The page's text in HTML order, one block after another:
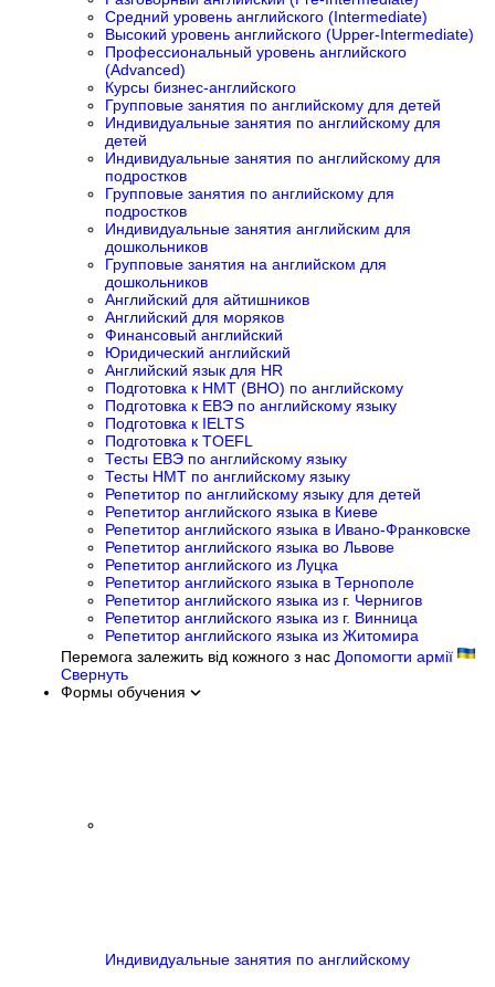
Средний уровень английского (Intermediate)
Высокий уровень английского (Upper-Intermediate)
Профессиональный уровень английского
(Advanced)
Курсы бизнес-английского
Групповые занятия по английскому для детей
Индивидуальные занятия по английскому для
детей
Индивидуальные занятия по английскому для
подростков
Групповые занятия по английскому для
подростков
Индивидуальные занятия английским для
дошкольников
Групповые занятия на английском для
дошкольников
Английский для айтишников
Английский для моряков
Финансовый английский
Юридический английский
Английский язык для HR
Подготовка к НМТ (ВНО) по английскому
Подготовка к ЕВЭ по английскому языку
Подготовка к IELTS
Подготовка к TOEFL
Тесты ЕВЭ по английскому языку
Тесты НМТ по английскому языку
Репетитор по английскому языку для детей
Репетитор английского языка в Киеве
Репетитор английского языка в Ивано-Франковске
Репетитор английского языка во Львове
Репетитор английского из Луцка
Репетитор английского языка в Тернополе
Репетитор английского языка из г. Чернигов
Репетитор английского языка из г. Винница
Репетитор английского языка из Житомира
Перемога залежить від кожного з нас Допомогти армії
Свернуть
Формы обучения
Индивидуальные занятия по английскому